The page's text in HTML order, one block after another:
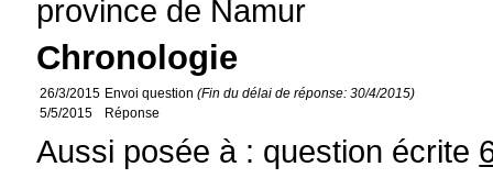
province de Namur
Chronologie
26/3/2015 Envoi question(Fin du délai de réponse: 30/4/2015)
5/5/2015
Réponse
Aussi posée à : question écrite